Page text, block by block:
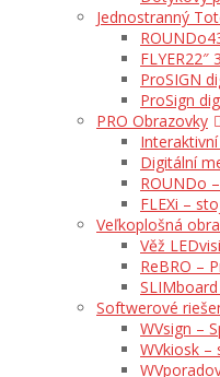
Jednostranný
ROUNDo
FLYER22″
ProSIGN
ProSign
PRO Obrazovky
Digitální
ROUNDo
FLEXi –
Veľkoplošná
Věž
ReBRO –
Softwerové
WVsign –
WVkiosk